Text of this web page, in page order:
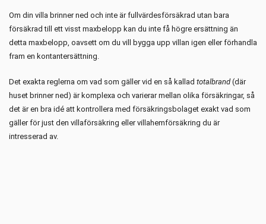
Om din villa brinner ned och inte är fullvärdesförsäkrad utan bara
försäkrad till ett visst maxbelopp kan du inte få högre ersättning än
detta maxbelopp, oavsett om du vill bygga upp villan igen eller förhandla
fram en kontantersättning.
Det exakta reglerna om vad som gäller vid en så kallad totalbrand(där
huset brinner ned) är komplexa och varierar mellan olika försäkringar, så
det är en bra idé att kontrollera med försäkringsbolaget exakt vad som
gäller för just den villaförsäkring eller villahemförsäkring du är
intresserad av.